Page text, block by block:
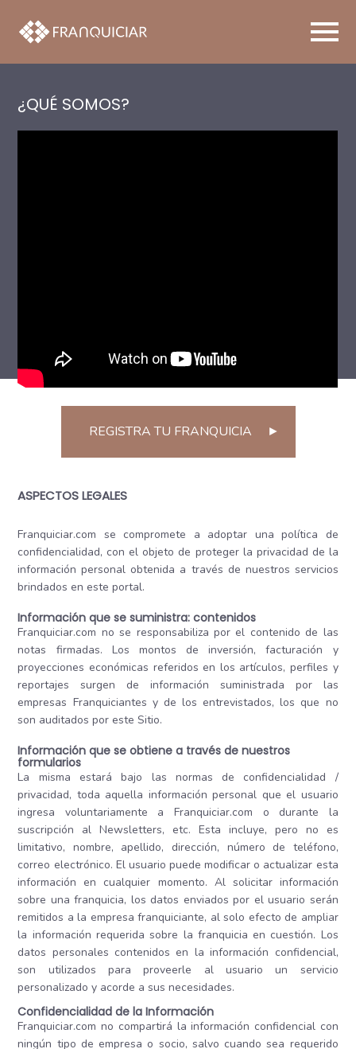
¿QUÉ SOMOS?
REGISTRA TU FRANQUICIA ►
ASPECTOS LEGALES
Franquiciar.com se compromete a adoptar una política de
confidencialidad, con el objeto de proteger la privacidad de la
información personal obtenida a través de nuestros servicios
brindados en este portal.
Información que se suministra: contenidos
Franquiciar.com no se responsabiliza por el contenido de las
notas firmadas. Los montos de inversión, facturación y
proyecciones económicas referidos en los artículos, perfiles y
reportajes surgen de información suministrada por las
empresas Franquiciantes y de los entrevistados, los que no
son auditados por este Sitio.
Información que se obtiene a través de nuestros
formularios
La misma estará bajo las normas de confidencialidad /
privacidad, toda aquella información personal que el usuario
ingresa voluntariamente a Franquiciar.com o durante la
suscripción al Newsletters, etc. Esta incluye, pero no es
limitativo, nombre, apellido, dirección, número de teléfono,
correo electrónico. El usuario puede modificar o actualizar esta
información en cualquier momento. Al solicitar información
sobre una franquicia, los datos enviados por el usuario serán
remitidos a la empresa franquiciante, al solo efecto de ampliar
la información requerida sobre la franquicia en cuestión. Los
datos personales contenidos en la información confidencial,
son utilizados para proveerle al usuario un servicio
personalizado y acorde a sus necesidades.
Confidencialidad de la Información
Franquiciar.com no compartirá la información confidencial con
ningún tipo de empresa o socio, salvo cuando sea requerido